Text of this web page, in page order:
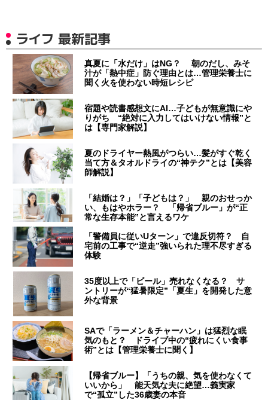
ライフ 最新記事
真夏に「水だけ」はNG？ 朝のだし、みそ
汁が「熱中症」防ぐ理由とは…管理栄養士に
聞く火を使わない時短レシピ
宿題や読書感想文にAI…子どもが無意識にや
りがち “絶対に入力してはいけない情報”と
は【専門家解説】
夏のドライヤー熱風がつらい…髪がすぐ乾く
当て方＆タオルドライの“神テク”とは【美容
師解説】
「結婚は？」「子どもは？」 親のおせっか
い、もはやホラー？ 「帰省ブルー」が“正
常な生存本能”と言えるワケ
「警備員に従いUターン」で違反切符？ 自
宅前の工事で“逆走”強いられた理不尽すぎる
体験
35度以上で「ビール」売れなくなる？ サ
ントリーが“猛暑限定”「夏生」を開発した意
外な背景
SAで「ラーメン＆チャーハン」は猛烈な眠
気のもと？ ドライブ中の“疲れにくい食事
術”とは【管理栄養士に聞く】
【帰省ブルー】「うちの親、気を使わなくて
いいから」 能天気な夫に絶望…義実家
で“孤立”した36歳妻の本音